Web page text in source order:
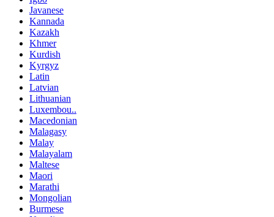
Javanese
Kannada
Kazakh
Khmer
Kurdish
Kyrgyz
Latin
Latvian
Lithuanian
Luxembou..
Macedonian
Malagasy
Malay
Malayalam
Maltese
Maori
Marathi
Mongolian
Burmese